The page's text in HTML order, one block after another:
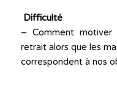
Difficulté
– Comment motiver
retrait alors que les
correspondent à nos